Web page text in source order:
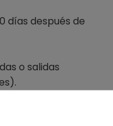
días después de
o salidas